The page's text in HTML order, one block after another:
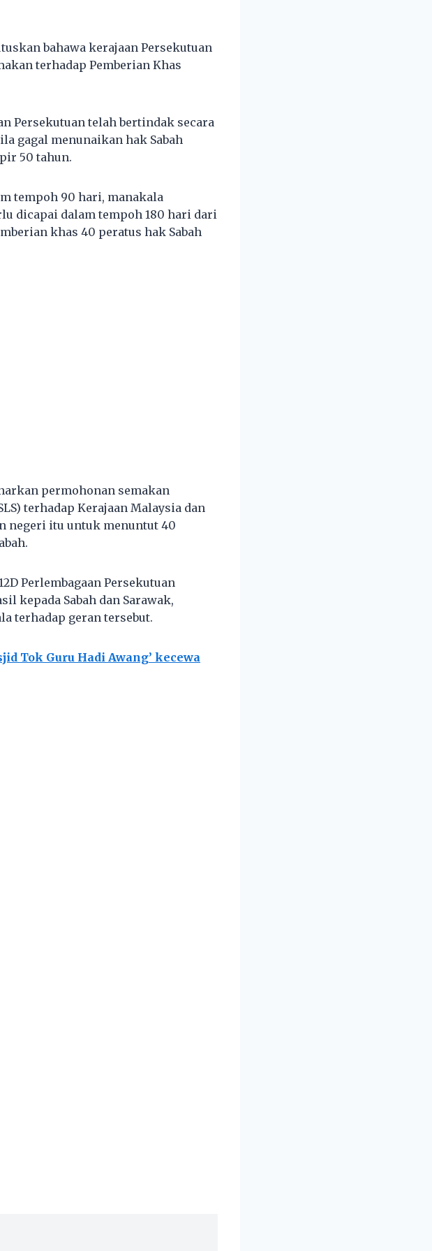
bahawa kerajaan Persekutuan
terhadap Pemberian Khas
Persekutuan telah bertindak secara
gagal menunaikan hak Sabah
50 tahun.
tempoh 90 hari, manakala
dicapai dalam tempoh 180 hari dari
khas 40 peratus hak Sabah
permohonan semakan
terhadap Kerajaan Malaysia dan
negeri itu untuk menuntut 40
Perlembagaan Persekutuan
kepada Sabah dan Sarawak,
terhadap geran tersebut.
Tok Guru Hadi Awang’ kecewa